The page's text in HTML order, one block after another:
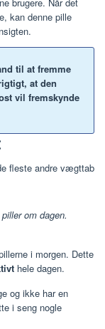
brugere. Når det
kan denne pille
til at fremme
at den
vil fremskynde
fleste andre vægttab
om dagen.
i morgen. Dette
hele dagen.
og ikke har en
i seng nogle